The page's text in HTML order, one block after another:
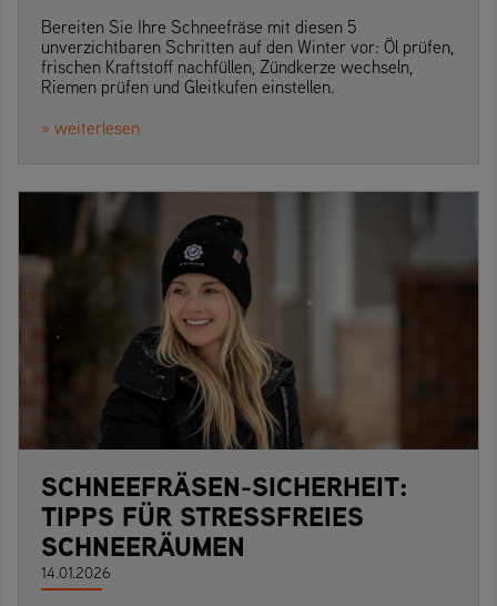
Bereiten Sie Ihre Schneefräse mit diesen 5
unverzichtbaren Schritten auf den Winter vor: Öl prüfen,
frischen Kraftstoff nachfüllen, Zündkerze wechseln,
Riemen prüfen und Gleitkufen einstellen.
» weiterlesen
SCHNEEFRÄSEN-SICHERHEIT:
TIPPS FÜR STRESSFREIES
SCHNEERÄUMEN
14.01.2026